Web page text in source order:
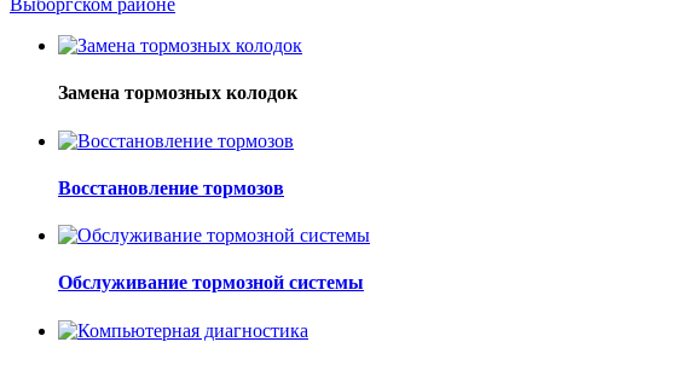
Выборгском районе
Замена тормозных колодок
Восстановление тормозов
Обслуживание тормозной системы